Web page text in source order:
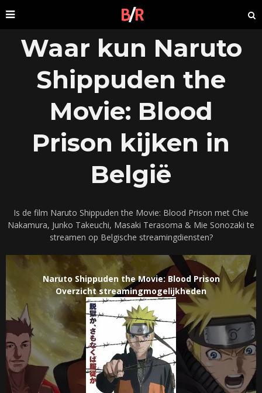
Waar kun Naruto
Shippuden the
Movie: Blood
Prison kijken in
België
Is de film Naruto Shippuden the Movie: Blood Prison met Chie
Nakamura, Junko Takeuchi, Masaki Terasoma & Mie Sonozaki te
streamen op Belgische streamingdiensten?
Naruto Shippuden the Movie: Blood Prison
Overzicht streamingmogelijkheden